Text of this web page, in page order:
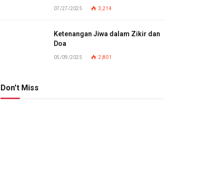
07/27/2025 3,214
Ketenangan Jiwa dalam Zikir dan
Doa
05/09/2025 2,801
Don't Miss